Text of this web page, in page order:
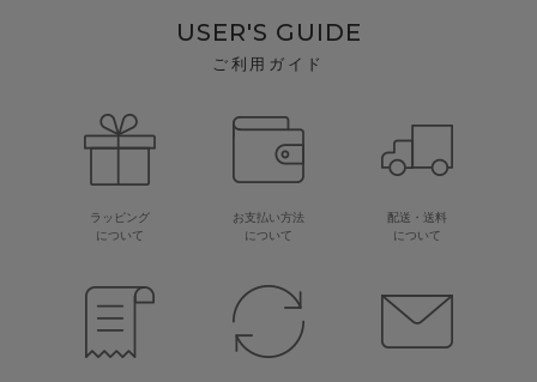
USER'S GUIDE
ご利用ガイド
ラッピング
について
お支払い方法
について
配送・送料
について